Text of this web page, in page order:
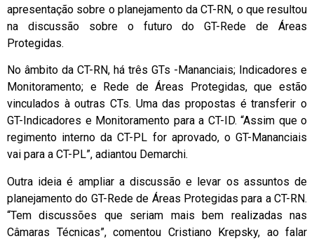
apresentação sobre o planejamento da CT-RN, o que resultou
na discussão sobre o futuro do GT-Rede de Áreas
Protegidas.
No âmbito da CT-RN, há três GTs -Mananciais; Indicadores e
Monitoramento; e Rede de Áreas Protegidas, que estão
vinculados à outras CTs. Uma das propostas é transferir o
GT-Indicadores e Monitoramento para a CT-ID. “Assim que o
regimento interno da CT-PL for aprovado, o GT-Mananciais
vai para a CT-PL”, adiantou Demarchi.
Outra ideia é ampliar a discussão e levar os assuntos de
planejamento do GT-Rede de Áreas Protegidas para a CT-RN.
“Tem discussões que seriam mais bem realizadas nas
Câmaras Técnicas”, comentou Cristiano Krepsky, ao falar